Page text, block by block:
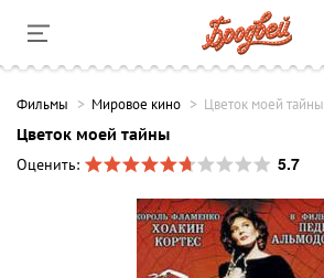
Фильмы Мировое кино Цветок моей тайны
Цветок моей тайны
Оценить:
5.7